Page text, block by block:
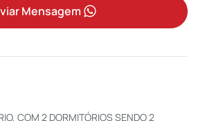
Mensagem
COM 2 DORMITÓRIOS SENDO 2